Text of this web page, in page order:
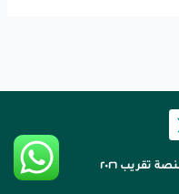
تقريب ٢٠٢٦